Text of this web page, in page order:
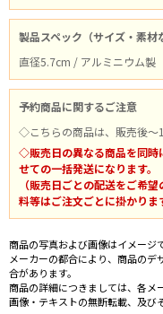
製品スペック（サイズ・素材
直径5.7cm / アルミニウム製
予約商品に関するご注意
◇こちらの商品は、販売後～
◇販売日の異なる商品を同時
せての一括発送になります。
（販売日ごとの配送をご希
料等はご注文ごとに掛かりま
商品の写真および画像はイメージ
メーカーの都合により、商品の
合があります。
商品の詳細につきましては、各メ
画像・テキストの無断転載、及び